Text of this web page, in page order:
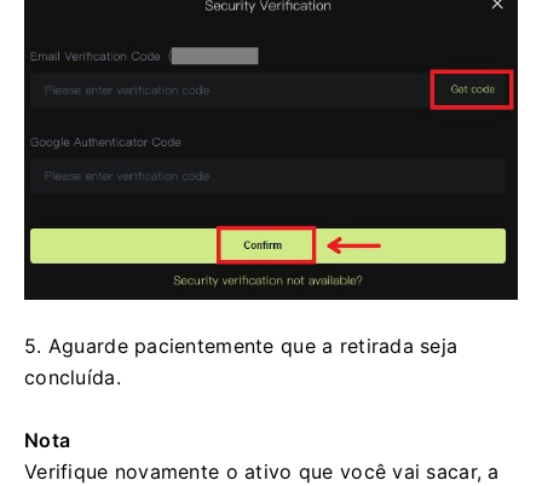
5. Aguarde pacientemente que a retirada seja
concluída.
Nota
Verifique novamente o ativo que você vai sacar, a